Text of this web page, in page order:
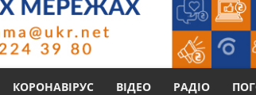
КОРОНАВІРУС ВІДЕО РАДІО
справ Ігор